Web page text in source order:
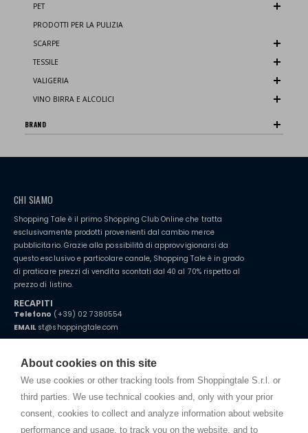
About cookies on this site
We use cookies or other tracking tools from Shoppingtale S.r.l. or
third parties. We use technical cookies and, only with your prior
consent, cookies to collect and analyze information about website
performance and usage, to track you on the website, and to
PET
PRODOTTI PER LA PULIZIA
SCARPE
TESSILE
VALIGERIA
VINO BIRRA E ALCOLICI
BRAND
CHI SIAMO
Shopping Tale è il primo Shopping Club Online che tratta
esclusivamente prodotti provenienti dal cambio merce
pubblicitario. Grazie alla possibilità di approvvigionarsi da
questo esclusivo e particolare canale, Shopping Tale è in grado
di praticare prezzi di vendita scontati dal 40 al 70% rispetto al
prezzo di listino.
RECAPITI
Telefono (+39) 02 7380554
EMAILst@shoppingtale.com
Starting this year, we decided to provide our customers withfake
home. You will always receive great care and attention, even from a
distance.
TERMINI E CONDIZIONI
Termini e condizioni